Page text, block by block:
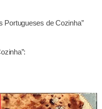
Portugueses de Cozinha”